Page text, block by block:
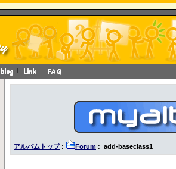
アルバムトップ: Forum : add-baseclass1